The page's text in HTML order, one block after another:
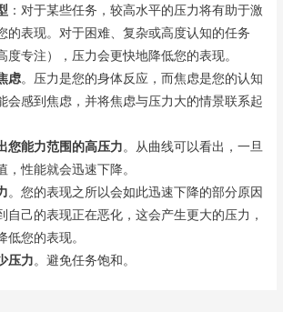
：对于某些任务，较高水平的压力将有助于激
的表现。对于困难、复杂或高度认知的任务
度专注），压力会更快地降低您的表现。
虑。压力是您的身体反应，而焦虑是您的认知
会感到焦虑，并将焦虑与压力大的情景联系起
您能力范围的高压力。从曲线可以看出，一旦
，性能就会迅速下降。
。您的表现之所以会如此迅速下降的部分原因
自己的表现正在恶化，这会产生更大的压力，
低您的表现。
压力。避免任务饱和。